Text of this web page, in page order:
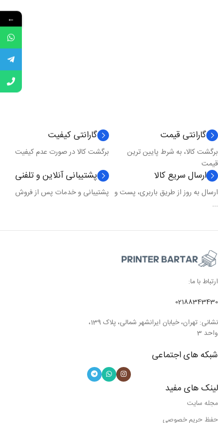
گارانتی قیمت
برگشت کالا، به شرط پایین ترین
قیمت
گارانتی کیفیت
برگشت کالا در صورت عدم کیفیت
ارسال سریع کالا
ارسال به روز از طریق باربری، پست و
...
پشتیبانی آنلاین و تلفنی
پشتیبانی و خدمات پس از فروش
ارتباط با ما:
02188343430
نشانی: تهران، خیابان ایرانشهر شمالی، پلاک 139،
واحد 3
شبکه های اجتماعی
لینک های مفید
مجله سایت
حفظ حریم خصوصی
←